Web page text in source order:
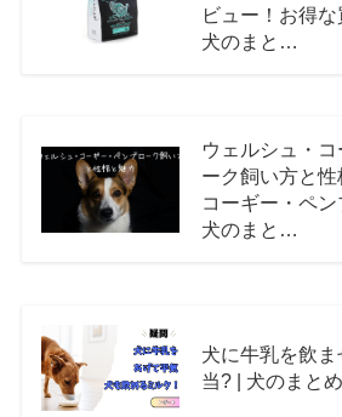
ビュー！お得
犬のまと…
ウェルシュ・
ーク飼い方と性
コーギー・ペン
犬のまと…
犬に牛乳を飲
当? | 犬のまとめ